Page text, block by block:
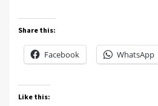
Share this:
Facebook WhatsApp
Like this: